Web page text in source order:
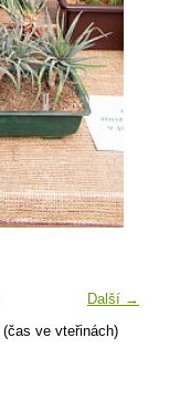
Další →
(čas ve vteřinách)